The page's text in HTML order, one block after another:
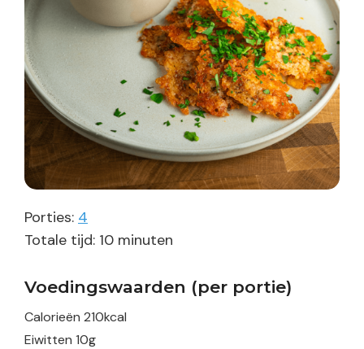
Porties: 4
Totale tijd: 10minuten
minuten
Voedingswaarden (per portie)
Calorieën 210kcal
Eiwitten 10g